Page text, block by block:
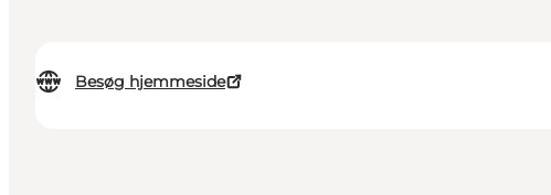
Besøg hjemmeside